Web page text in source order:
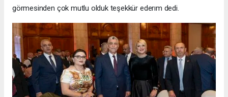
görmesinden çok mutlu olduk teşekkür ederım dedi.